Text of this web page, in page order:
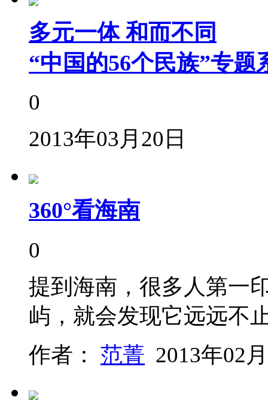
多元一体 和而不同
“中国的56个民族”专题
0
2013年03月20日
360°看海南
0
提到海南，很多人第一
屿，就会发现它远远不
作者： 范菁 2013年02